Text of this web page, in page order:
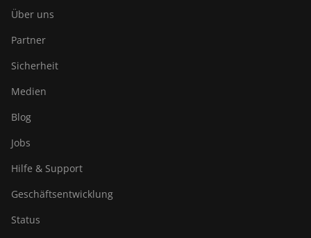
Über uns
Partner
Sicherheit
Medien
Blog
Jobs
Hilfe & Support
Geschäftsentwicklung
Status